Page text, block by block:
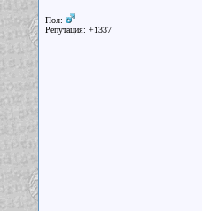
Пол:
Репутация: +1337